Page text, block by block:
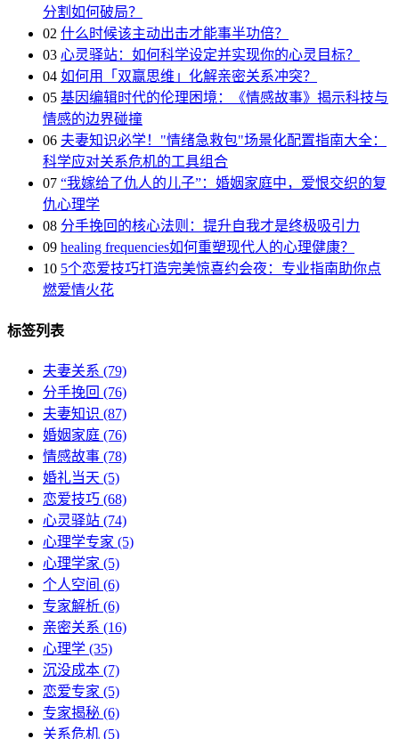
分割如何破局？
02 什么时候该主动出击才能事半功倍？
03 心灵驿站：如何科学设定并实现你的心灵目标？
04 如何用「双赢思维」化解亲密关系冲突？
05 基因编辑时代的伦理困境：《情感故事》揭示科技与
情感的边界碰撞
06 夫妻知识必学！"情绪急救包"场景化配置指南大全：
科学应对关系危机的工具组合
07 “我嫁给了仇人的儿子”：婚姻家庭中，爱恨交织的复
仇心理学
08 分手挽回的核心法则：提升自我才是终极吸引力
09 healing frequencies如何重塑现代人的心理健康？
10 5个恋爱技巧打造完美惊喜约会夜：专业指南助你点
燃爱情火花
标签列表
夫妻关系 (79)
分手挽回 (76)
夫妻知识 (87)
婚姻家庭 (76)
情感故事 (78)
婚礼当天 (5)
恋爱技巧 (68)
心灵驿站 (74)
心理学专家 (5)
心理学家 (5)
个人空间 (6)
专家解析 (6)
亲密关系 (16)
心理学 (35)
沉没成本 (7)
恋爱专家 (5)
专家揭秘 (6)
关系危机 (5)